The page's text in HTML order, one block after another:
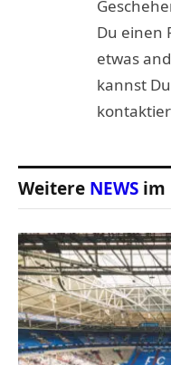
Du einen
etwas
kannst
Weitere NEWS im